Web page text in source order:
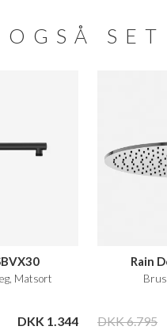
SET
Matsort
DKK 1.344
Rain
DKK 6.795